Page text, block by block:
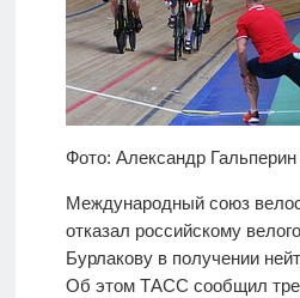
Фото: Александр
Международный союз
отказал российскому
Бурлакову в получении
Об этом ТАСС сообщил